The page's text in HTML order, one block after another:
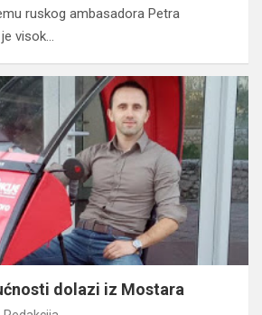
ruskog ambasadora Petra
visok…
dolazi iz Mostara